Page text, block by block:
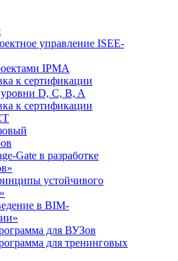
управление ISEE-
IPMA
к сертификации
D, C, B, A
к сертификации
Gate в разработке
устойчивого
в BIM-
для ВУЗов
для тренинговых